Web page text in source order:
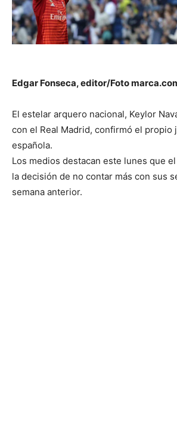
Edgar Fonseca, editor/Foto
El estelar arquero nacional, Keylor
con el Real Madrid, confirmó el propio
española.
Los medios destacan este lunes que
la decisión de no contar más con sus
semana anterior.